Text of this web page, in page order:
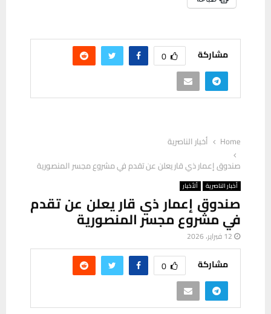
مشاركة 0
Home
أخبار الناصرية
صندوق إعمار ذي قار يعلن عن تقدم في مشروع مجسر المنصورية
أخبار الناصرية ألأخبار
صندوق إعمار ذي قار يعلن عن تقدم
في مشروع مجسر المنصورية
12 فبراير، 2026
مشاركة 0